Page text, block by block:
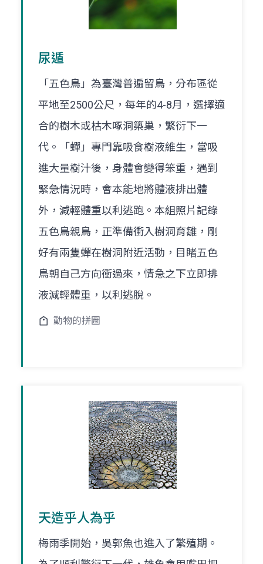
尿遁
「五色鳥」為臺灣普遍留鳥，分布區從
平地至2500公尺，每年的4-8月，選擇適
合的樹木或枯木啄洞築巢，繁衍下一
代。「蟬」專門靠吸食樹液維生，當吸
進大量樹汁後，身體會變得笨重，遇到
緊急情況時，會本能地將體液排出體
外，減輕體重以利逃跑。本組照片記錄
五色鳥親鳥，正準備衝入樹洞育雛，剛
好有兩隻蟬在樹洞附近活動，目睹五色
鳥朝自己方向衝過來，情急之下立即排
液減輕體重，以利逃脫。
動物的拼圖
天造乎人為乎
梅雨季開始，吳郭魚也進入了繁殖期。